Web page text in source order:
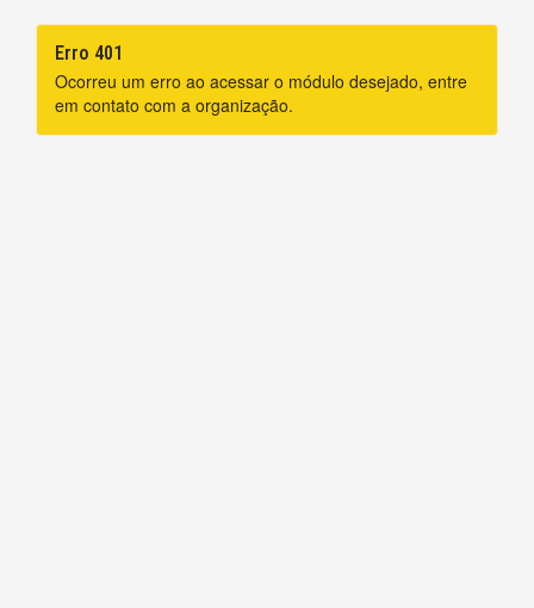
Erro 401
Ocorreu um erro ao acessar o módulo desejado, entre
em contato com a organização.